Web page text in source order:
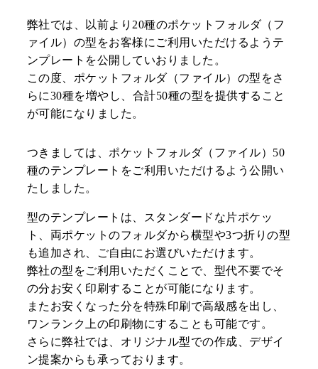
制作事例
会社案内
お役立ちコンテンツ
お知らせ
お客様の声
用紙紹介
環境・SDGsへの取り
小ロットからでも！
お見積依頼
弊社では、以前より20種のポケットフォルダ（フ
ァイル）の型をお客様にご利用いただけるようテ
ンプレートを公開していおりました。
この度、ポケットフォルダ（ファイル）の型をさ
らに30種を増やし、合計50種の型を提供すること
が可能になりました。
つきましては、ポケットフォルダ（ファイル）50
種のテンプレートをご利用いただけるよう公開い
たしました。
型のテンプレートは、スタンダードな片ポケッ
ト、両ポケットのフォルダから横型や3つ折りの型
も追加され、ご自由にお選びいただけます。
弊社の型をご利用いただくことで、型代不要でそ
の分お安く印刷することが可能になります。
またお安くなった分を特殊印刷で高級感を出し、
ワンランク上の印刷物にすることも可能です。
さらに弊社では、オリジナル型での作成、デザイ
ン提案からも承っております。